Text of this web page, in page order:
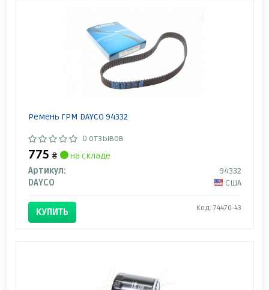
Ремень ГРМ DAYCO 94332
0 отзывов
775 ₴
на складе
Артикул:
94332
DAYCO
США
КУПИТЬ Код: 74470-43